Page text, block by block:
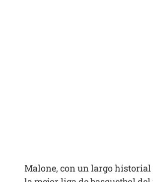
Malone, con un largo historial